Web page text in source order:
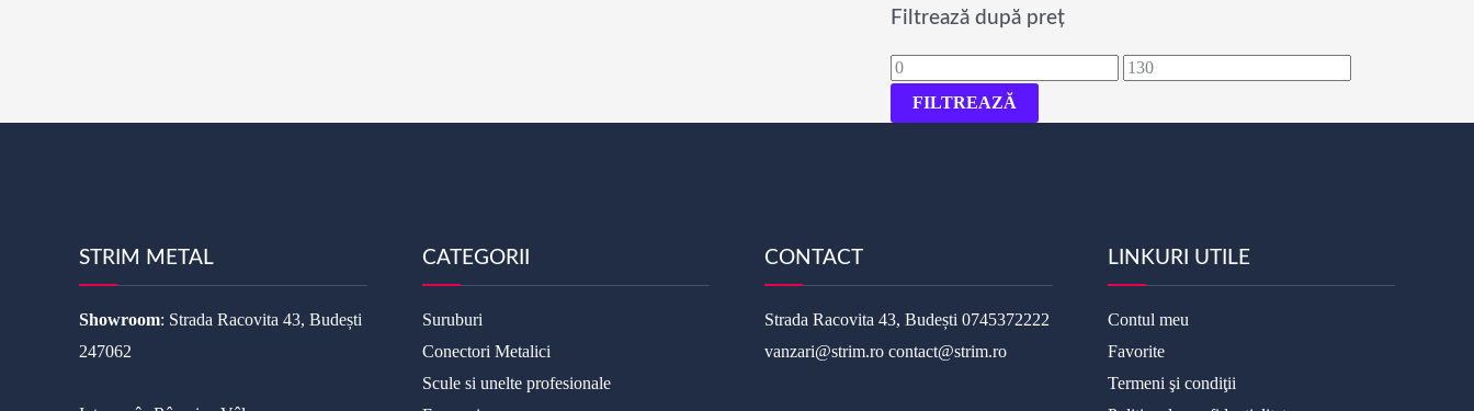
Filtrează după preț
Preț
minim
Preț
FILTREAZĂ
STRIM METAL
Showroom: Strada Racovita 43, Budești
247062
CATEGORII
Suruburi
Conectori Metalici
Scule si unelte profesionale
CONTACT
Strada Racovita 43, Budești 0745372222
vanzari@strim.ro contact@strim.ro
LINKURI UTILE
Contul meu
Favorite
Termeni şi condiţii